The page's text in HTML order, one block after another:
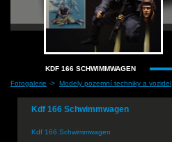
KDF 166 SCHWIMMWAGEN
Fotogalerie -> Modely pozemní techniky a vozidel
Kdf 166 Schwimmwagen
Kdf 166 Schwimmwagen